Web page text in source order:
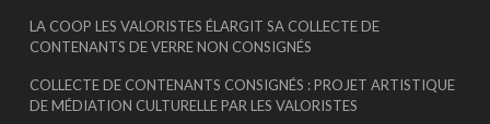
LA COOP LES VALORISTES ÉLARGIT SA COLLECTE DE
CONTENANTS DE VERRE NON CONSIGNÉS
COLLECTE DE CONTENANTS CONSIGNÉS : PROJET ARTISTIQUE
DE MÉDIATION CULTURELLE PAR LES VALORISTES